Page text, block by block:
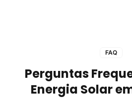
FAQ
Perguntas
Energia Solar